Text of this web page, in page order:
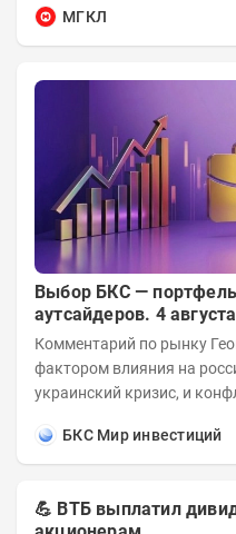
МГКЛ
Выбор БКС —
аутсайдеров. 4
Комментарий по рынку Геополитика остается основным
фактором влияния на
украинский кризис, и
БКС Мир инвестиций
💪 ВТБ выплатил